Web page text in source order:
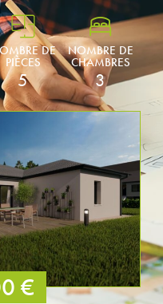
DE
PIÈCES
5
NOMBRE DE
CHAMBRES
3
€